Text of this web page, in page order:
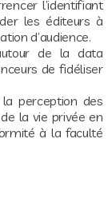
l’identifiant
les éditeurs à
d’audience.
de la data
de fidéliser
perception des
la vie privée en
à la faculté